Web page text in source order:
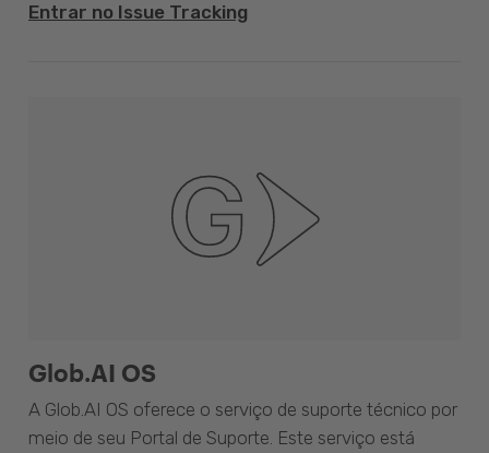
Entrar no Issue Tracking
Glob.AI OS
A Glob.AI OS oferece o serviço de suporte técnico por
meio de seu Portal de Suporte. Este serviço está